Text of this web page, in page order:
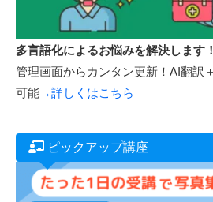
多言語化によるお悩みを解決します！
管理画面からカンタン更新！AI翻訳
可能→詳しくはこちら
ピックアップ講座